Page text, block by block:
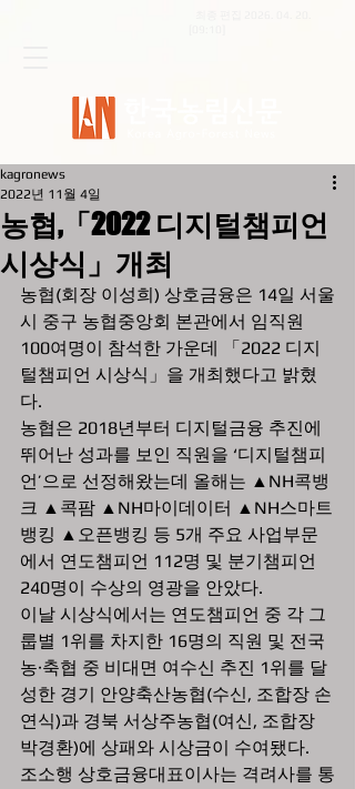
농협,「2022 디지털챔피언
시상식」개최
kagronews
2022년 11월 4일
농협(회장 이성희) 상호금융은 14일 서울
시 중구 농협중앙회 본관에서 임직원
100여명이 참석한 가운데 「2022 디지
털챔피언 시상식」을 개최했다고 밝혔
다.
농협은 2018년부터 디지털금융 추진에
뛰어난 성과를 보인 직원을 ‘디지털챔피
언’으로 선정해왔는데 올해는 ▲NH콕뱅
크 ▲콕팜 ▲NH마이데이터 ▲NH스마트
뱅킹 ▲오픈뱅킹 등 5개 주요 사업부문
에서 연도챔피언 112명 및 분기챔피언
240명이 수상의 영광을 안았다.
이날 시상식에서는 연도챔피언 중 각 그
룹별 1위를 차지한 16명의 직원 및 전국
농·축협 중 비대면 여수신 추진 1위를 달
성한 경기 안양축산농협(수신, 조합장 손
연식)과 경북 서상주농협(여신, 조합장
박경환)에 상패와 시상금이 수여됐다.
조소행 상호금융대표이사는 격려사를 통